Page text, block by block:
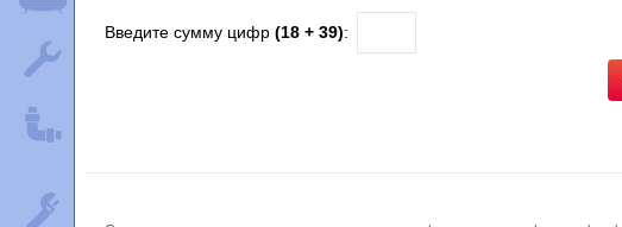
Введите сумму цифр (18 + 39):